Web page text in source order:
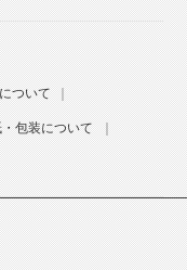
ついて
包装について